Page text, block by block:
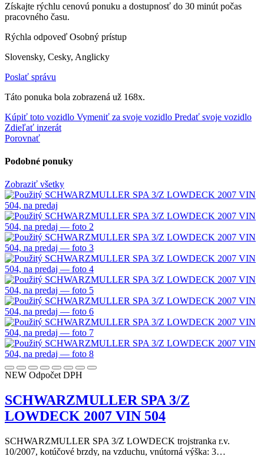
Získajte rýchlu cenovú ponuku a dostupnosť do 30 minút počas
pracovného času.
Rýchla odpoveď Osobný prístup
Slovensky, Cesky, Anglicky
Poslať správu
Táto ponuka bola zobrazená už 168x.
Kúpiť toto vozidlo Vymeniť za svoje vozidlo Predať svoje vozidlo
Zdieľať inzerát
Porovnať
Podobné ponuky
Zobraziť všetky
NEW Odpočet DPH
SCHWARZMULLER SPA 3/Z
LOWDECK 2007 VIN 504
SCHWARZMULLER SPA 3/Z LOWDECK trojstranka r.v.
10/2007, kotúčové brzdy, na vzduchu, vnútorná výška: 3…